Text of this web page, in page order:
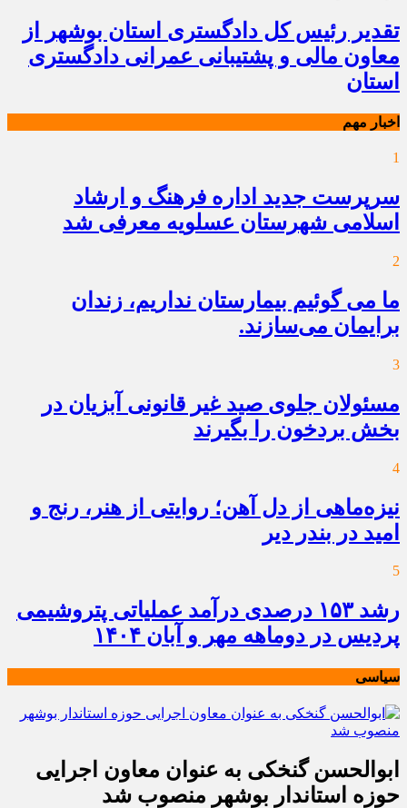
تقدیر رئیس کل دادگستری استان بوشهر از
معاون مالی و پشتیبانی عمرانی دادگستری
استان
اخبار مهم
1
سرپرست جدید اداره فرهنگ و ارشاد
اسلامی شهرستان عسلویه معرفی شد
2
ما می گوئیم بیمارستان نداریم، زندان
برایمان می‌سازند.
3
مسئولان جلوی صید غیر قانونی آبزیان در
بخش بردخون را بگیرند
4
نیزه‌ماهی از دل آهن؛ روایتی از هنر، رنج و
امید در بندر دیر
5
رشد ۱۵۳ درصدی درآمد عملیاتی پتروشیمی
پردیس در دوماهه مهر و آبان ۱۴۰۴
سیاسی
ابوالحسن گنخکی به عنوان معاون اجرایی
حوزه استاندار بوشهر منصوب شد